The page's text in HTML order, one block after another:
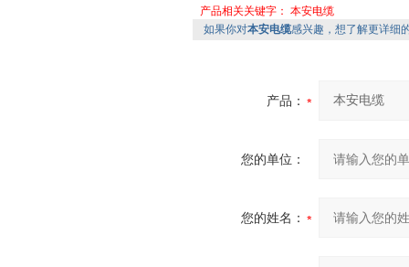
产品相关关键字： 本安电缆
如果你对本安电缆感兴趣，想了解更详细
产品：
您的单位：
您的姓名：